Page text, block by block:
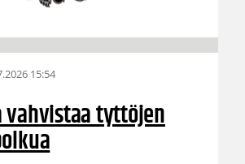
15:54
vahvistaa tyttöjen